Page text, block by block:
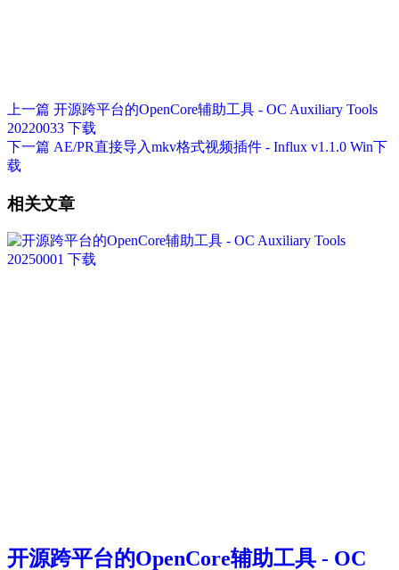
上一篇 开源跨平台的OpenCore辅助工具 - OC Auxiliary Tools
20220033 下载
下一篇 AE/PR直接导入mkv格式视频插件 - Influx v1.1.0 Win下
载
相关文章
开源跨平台的OpenCore辅助工具 - OC